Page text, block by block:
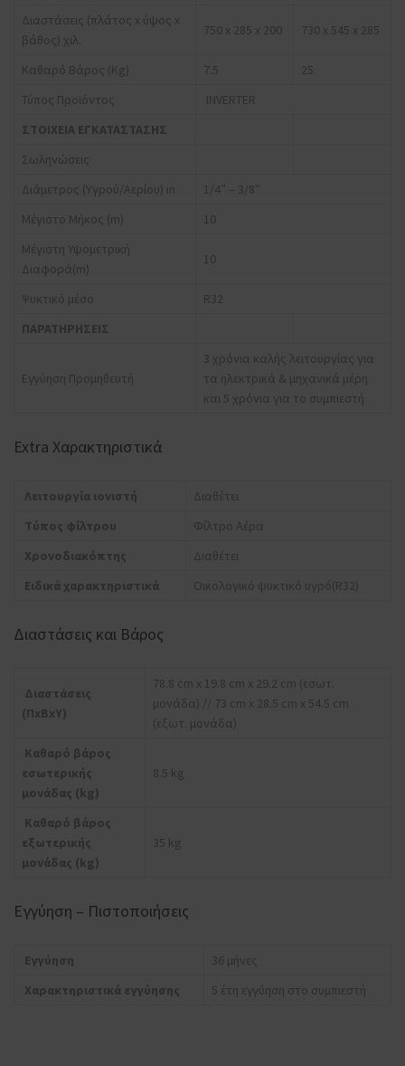
Διαστάσεις (πλάτος x ύψος x
βάθος) χιλ.
750 x 285 x 200 730 x 545 x 285
Καθαρό Βάρος (Kg) 7.5
25
Τύπος Προϊόντος
INVERTER
ΣΤΟΙΧΕΙΑ ΕΓΚΑΤΑΣΤΑΣΗΣ
Σωληνώσεις
Διάμετρος (Υγρού/Αερίου) in
1/4″ – 3/8″
Μέγιστο Μήκος (m)
10
Μέγιστη Υψομετρική
Διαφορά(m)
10
Ψυκτικό μέσο
R32
ΠΑΡΑΤΗΡΗΣΕΙΣ
Εγγύηση Προμηθευτή
3 χρόνια καλής λειτουργίας για
τα ηλεκτρικά & μηχανικά μέρη
και 5 χρόνια για το συμπιεστή
Extra Χαρακτηριστικά
Λειτουργία ιονιστή
Διαθέτει
Τύπος φίλτρου
Φίλτρο Αέρα
Χρονοδιακόπτης
Διαθέτει
Ειδικά χαρακτηριστικά
Οικολογικό ψυκτικό υγρό(R32)
Διαστάσεις και Βάρος
Διαστάσεις
(ΠxΒxΥ)
78.8 cm x 19.8 cm x 29.2 cm (εσωτ.
μονάδα) // 73 cm x 28.5 cm x 54.5 cm
(εξωτ. μονάδα)
Καθαρό βάρος
εσωτερικής
μονάδας (kg)
8.5 kg
Καθαρό βάρος
εξωτερικής
μονάδας (kg)
35 kg
Εγγύηση – Πιστοποιήσεις
Εγγύηση
36 μήνες
Χαρακτηριστικά εγγύησης
5 έτη εγγύηση στο συμπιεστή